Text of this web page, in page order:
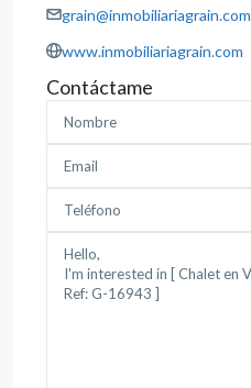
grain@inmobiliariagrain.com
www.inmobiliariagrain.com
Contáctame